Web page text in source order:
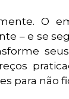
O
– e se
para não